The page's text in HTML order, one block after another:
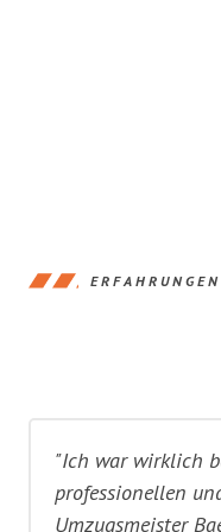
ERFAHRUNGEN
"Ich war wirklich
professionellen
Umzugsmeister